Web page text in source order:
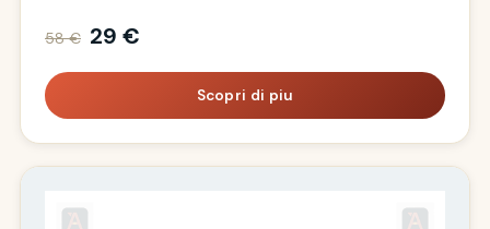
58 € 29 €
Scopri di piu